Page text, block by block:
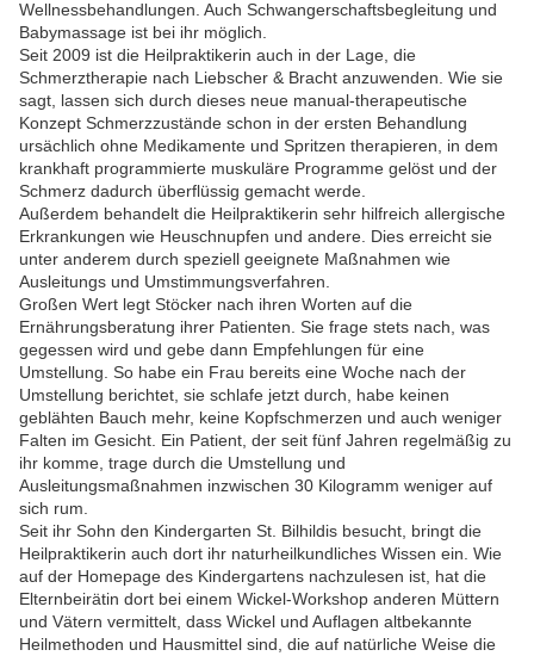
Wellnessbehandlungen. Auch Schwangerschaftsbegleitung und
Babymassage ist bei ihr möglich.
Seit 2009 ist die Heilpraktikerin auch in der Lage, die
Schmerztherapie nach Liebscher & Bracht anzuwenden. Wie sie
sagt, lassen sich durch dieses neue manual-therapeutische
Konzept Schmerzzustände schon in der ersten Behandlung
ursächlich ohne Medikamente und Spritzen therapieren, in dem
krankhaft programmierte muskuläre Programme gelöst und der
Schmerz dadurch überflüssig gemacht werde.
Außerdem behandelt die Heilpraktikerin sehr hilfreich allergische
Erkrankungen wie Heuschnupfen und andere. Dies erreicht sie
unter anderem durch speziell geeignete Maßnahmen wie
Ausleitungs und Umstimmungsverfahren.
Großen Wert legt Stöcker nach ihren Worten auf die
Ernährungsberatung ihrer Patienten. Sie frage stets nach, was
gegessen wird und gebe dann Empfehlungen für eine
Umstellung. So habe ein Frau bereits eine Woche nach der
Umstellung berichtet, sie schlafe jetzt durch, habe keinen
geblähten Bauch mehr, keine Kopfschmerzen und auch weniger
Falten im Gesicht. Ein Patient, der seit fünf Jahren regelmäßig zu
ihr komme, trage durch die Umstellung und
Ausleitungsmaßnahmen inzwischen 30 Kilogramm weniger auf
sich rum.
Seit ihr Sohn den Kindergarten St. Bilhildis besucht, bringt die
Heilpraktikerin auch dort ihr naturheilkundliches Wissen ein. Wie
auf der Homepage des Kindergartens nachzulesen ist, hat die
Elternbeirätin dort bei einem Wickel-Workshop anderen Müttern
und Vätern vermittelt, dass Wickel und Auflagen altbekannte
Heilmethoden und Hausmittel sind, die auf natürliche Weise die